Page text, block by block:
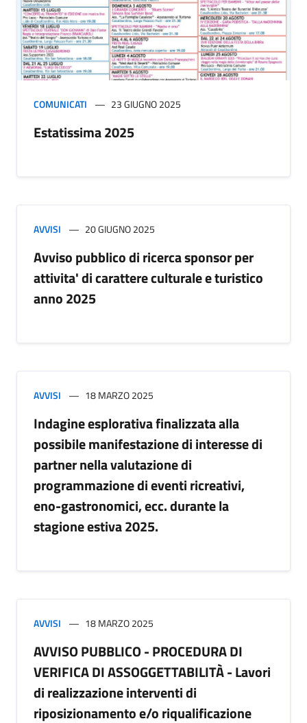
COMUNICATI 23 GIUGNO 2025
Estatissima 2025
AVVISI 20 GIUGNO 2025
Avviso pubblico di ricerca sponsor per
attivita' di carattere culturale e turistico
anno 2025
AVVISI 18 MARZO 2025
Indagine esplorativa finalizzata alla
possibile manifestazione di interesse di
partner nella valutazione di
programmazione di eventi ricreativi,
eno-gastronomici, ecc. durante la
stagione estiva 2025.
AVVISI 18 MARZO 2025
AVVISO PUBBLICO - PROCEDURA DI
VERIFICA DI ASSOGGETTABILITÀ - Lavori
di realizzazione interventi di
riposizionamento e/o riqualificazione